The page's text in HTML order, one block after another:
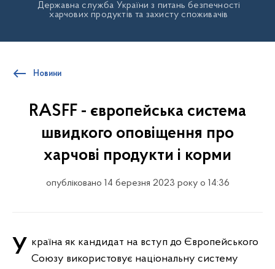
Державна служба України з питань безпечності
харчових продуктів та захисту споживачів
Новини
RASFF - європейська система
швидкого оповіщення про
харчові продукти і корми
опубліковано 14 березня 2023 року о 14:36
Україна як кандидат на вступ до Європейського Союзу використовує національну систему